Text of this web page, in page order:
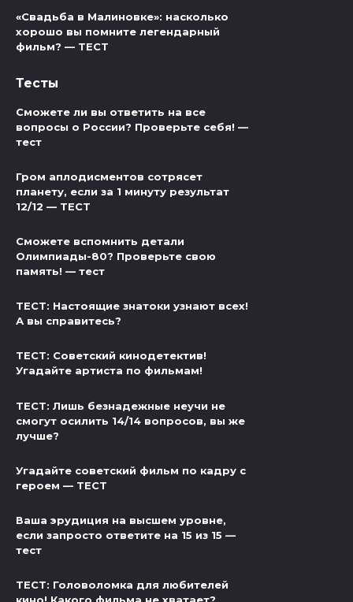
«Свадьба в Малиновке»: насколько
хорошо вы помните легендарный
фильм? — ТЕСТ
Тесты
Сможете ли вы ответить на все
вопросы о России? Проверьте себя! —
тест
Гром аплодисментов сотрясет
планету, если за 1 минуту результат
12/12 — ТЕСТ
Сможете вспомнить детали
Олимпиады-80? Проверьте свою
память! — тест
ТЕСТ: Настоящие знатоки узнают всех!
А вы справитесь?
ТЕСТ: Советский кинодетектив!
Угадайте артиста по фильмам!
ТЕСТ: Лишь безнадежные неучи не
смогут осилить 14/14 вопросов, вы же
лучше?
Угадайте советский фильм по кадру с
героем — ТЕСТ
Ваша эрудиция на высшем уровне,
если запросто ответите на 15 из 15 —
тест
ТЕСТ: Головоломка для любителей